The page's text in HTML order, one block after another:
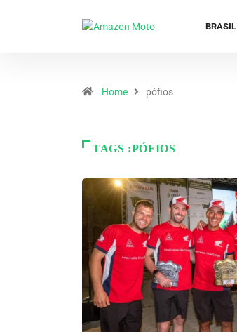
BRASIL
Home pófios
TAGS :PÓFIOS